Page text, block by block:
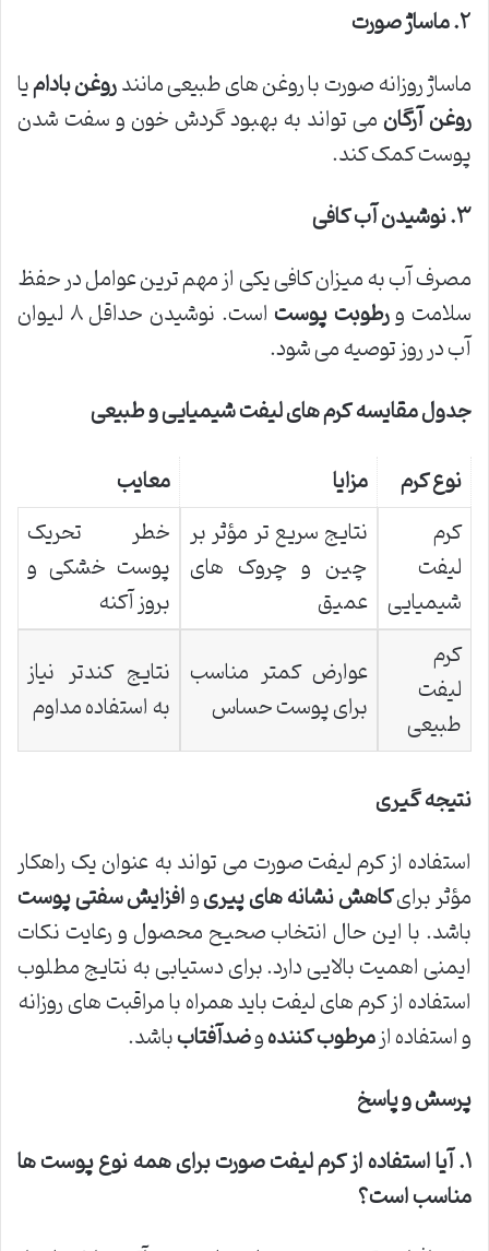
۲.ماساژ صورت
ماساژ روزانه صورت با روغن های طبیعی مانندروغن بادامیا
روغن آرگانمی تواند به بهبود گردش خون و سفت شدن
پوست کمک کند.
۳.نوشیدن آب کافی
مصرف آب به میزان کافی یکی از مهم ترین عوامل در حفظ
سلامت ورطوبت پوست
است. نوشیدن حداقل ۸ لیوان
آب در روز توصیه می شود.
جدول مقایسه کرم های لیفت شیمیایی و طبیعی
نوع کرم
مزایا
معایب
کرم
لیفت
شیمیایی
نتایج سریع تر مؤثر بر
چین و چروک های
عمیق
خطر تحریک
پوست خشکی و
بروز آکنه
کرم
لیفت
طبیعی
عوارض کمتر مناسب
برای پوست حساس
نتایج کندتر نیاز
به استفاده مداوم
نتیجه گیری
استفاده از کرم لیفت صورت می تواند به عنوان یک راهکار
مؤثر برایکاهش نشانه های پیریوافزایش سفتی پوست
باشد. با این حال انتخاب صحیح محصول و رعایت نکات
ایمنی اهمیت بالایی دارد. برای دستیابی به نتایج مطلوب
استفاده از کرم های لیفت باید همراه با مراقبت های روزانه
و استفاده ازمرطوب کنندهوضدآفتابباشد.
پرسش و پاسخ
۱.آیا استفاده از کرم لیفت صورت برای همه نوع پوست ها
مناسب است؟